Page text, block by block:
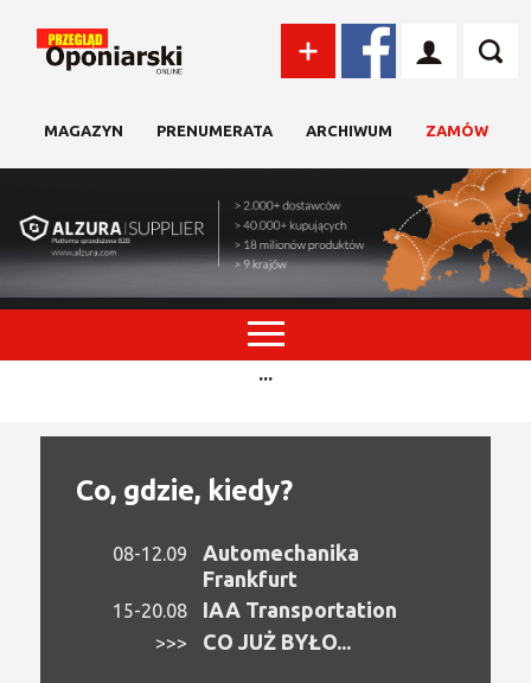
MAGAZYN PRENUMERATA ARCHIWUM ZAMÓW
...
Co, gdzie, kiedy?
08-12.09
Automechanika
Frankfurt
15-20.08 IAA Transportation
>>> CO JUŻ BYŁO...